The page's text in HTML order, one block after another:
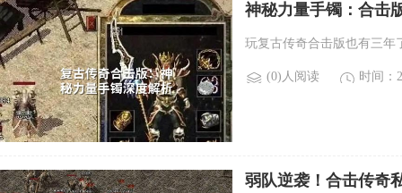
神秘力量手镯：合击
玩复古传奇合击版也有三年
(0)人阅读 时间：
弱队逆袭！合击传奇